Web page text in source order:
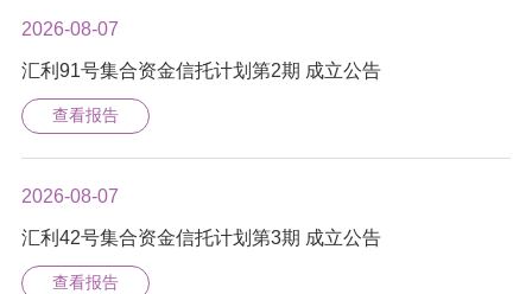
2026-08-07
汇利91号集合资金信托计划第2期 成立公告
查看报告
2026-08-07
汇利42号集合资金信托计划第3期 成立公告
查看报告